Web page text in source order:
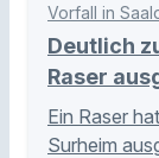
Vorfall in
Deutlich
Raser
Ein Raser
Surheim